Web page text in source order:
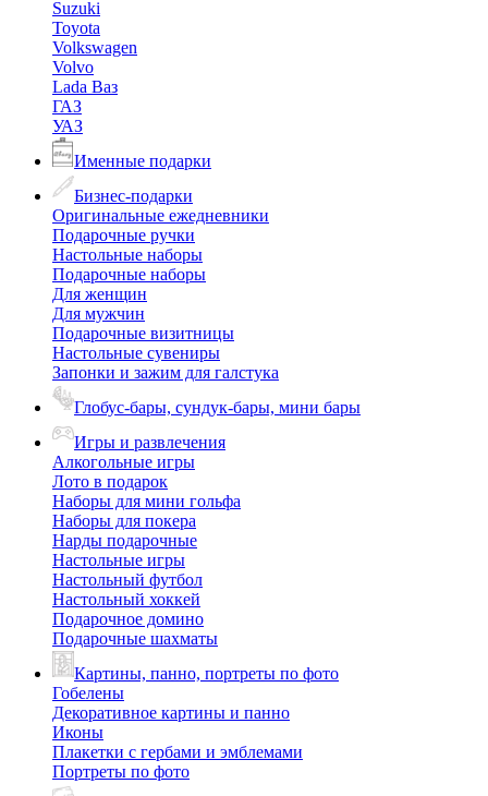
Suzuki
Toyota
Volkswagen
Volvo
Lada Ваз
ГАЗ
УАЗ
Именные подарки
Бизнес-подарки
Оригинальные ежедневники
Подарочные ручки
Настольные наборы
Подарочные наборы
Для женщин
Для мужчин
Подарочные визитницы
Настольные сувениры
Запонки и зажим для галстука
Глобус-бары, сундук-бары, мини бары
Игры и развлечения
Алкогольные игры
Лото в подарок
Наборы для мини гольфа
Наборы для покера
Нарды подарочные
Настольные игры
Настольный футбол
Настольный хоккей
Подарочное домино
Подарочные шахматы
Картины, панно, портреты по фото
Гобелены
Декоративное картины и панно
Иконы
Плакетки с гербами и эмблемами
Портреты по фото